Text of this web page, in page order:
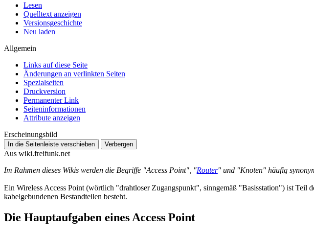
Lesen
Quelltext anzeigen
Versionsgeschichte
Neu laden
Allgemein
Links auf diese Seite
Änderungen an verlinkten Seiten
Spezialseiten
Druckversion
Permanenter Link
Seiten­­informationen
Attribute anzeigen
Erscheinungsbild
In die Seitenleiste verschieben Verbergen
Aus wiki.freifunk.net
Im Rahmen dieses Wikis werden die Begriffe "Access Point", "Router" und "Knoten" häufig
Ein Wireless Access Point (wörtlich "drahtloser Zugangspunkt", sinngemäß "Basisstation") ist Teil
kabelgebundenen Bestandteilen besteht.
Die Hauptaufgaben eines Access Point